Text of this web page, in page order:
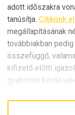
adott időszakra
tanúsítja. Cikkünk
megállapításának
továbbiakban
összefüggő,
kifizető előtti
gyakorlati